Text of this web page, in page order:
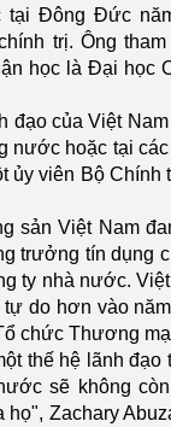
tại Đông Đức
trị. Ông
học là Đại học
đạo của Việt
nước hoặc tại
ủy viên Bộ
sản Việt Nam
trưởng tín dụng
ty nhà nước.
do hơn vào
chức Thương
thế hệ lãnh đạo
sẽ không
họ", Zachary